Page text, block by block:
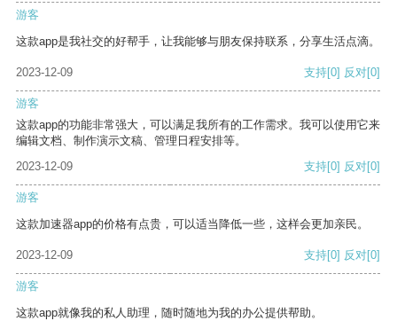
游客
这款app是我社交的好帮手，让我能够与朋友保持联系，分享生活点滴。
2023-12-09 支持[0] 反对[0]
游客
这款app的功能非常强大，可以满足我所有的工作需求。我可以使用它来
编辑文档、制作演示文稿、管理日程安排等。
2023-12-09
支持[0] 反对[0]
游客
这款加速器app的价格有点贵，可以适当降低一些，这样会更加亲民。
2023-12-09 支持[0] 反对[0]
游客
这款app就像我的私人助理，随时随地为我的办公提供帮助。